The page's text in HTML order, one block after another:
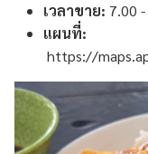
เวลาขาย: 7.00
แผนที่:
https://